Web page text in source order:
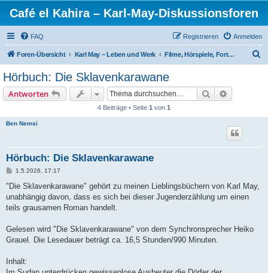
Café el Kahira – Karl-May-Diskussionsforen
FAQ Anmelden
Registrieren
Foren-Übersicht Karl May – Leben und Werk Filme, Hörspiele, Fortsetzungen
Hörbuch: Die Sklavenkarawane
Antworten Suche
4 Beiträge • Seite 1 von 1
Ben Nemsi
Hörbuch: Die Sklavenkarawane
B
i
r
a
1.5.2026, 17:17
"Die Sklavenkarawane" gehört zu meinen Lieblingsbüchern von Karl May,
unabhängig davon, dass es sich bei dieser Jugenderzählung um einen
teils grausamen Roman handelt.
Gelesen wird "Die Sklavenkarawane" von dem Synchronsprecher Heiko
Grauel. Die Lesedauer beträgt ca. 16,5 Stunden/990 Minuten.
Inhalt: